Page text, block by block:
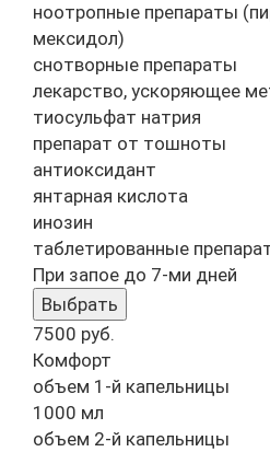
ноотропные препараты
мексидол)
снотворные препараты
лекарство, ускоряющее
тиосульфат натрия
препарат от тошноты
антиоксидант
янтарная кислота
инозин
таблетированные
При запое до 7-ми дней
Выбрать
7500 руб.
Комфорт
объем 1-й капельницы
1000 мл
объем 2-й капельницы